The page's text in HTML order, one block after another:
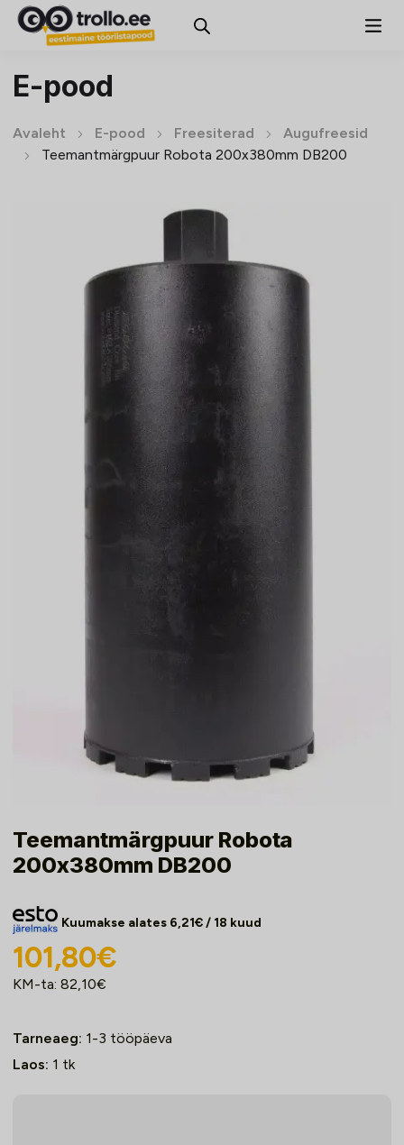
E-pood
Avaleht E-pood Freesiterad
Augufreesid
Teemantmärgpuur Robota 200x380mm DB200
Teemantmärgpuur Robota
200x380mm DB200
Kuumakse alates 6,21€/ 18 kuud
101,80€
KM-ta: 82,10€
Tarneaeg: 1-3 tööpäeva
Laos: 1 tk